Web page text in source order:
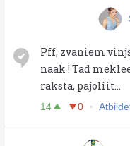
Pff, zvaniem
naak ! Tad
raksta, pajoliit...
14 0